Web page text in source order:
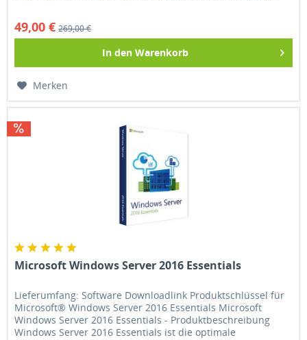
49,00 € 269,00 €
In den Warenkorb
Merken
Microsoft Windows Server 2016 Essentials
Lieferumfang: Software Downloadlink Produktschlüssel für
Microsoft® Windows Server 2016 Essentials Microsoft
Windows Server 2016 Essentials - Produktbeschreibung
Windows Server 2016 Essentials ist die optimale